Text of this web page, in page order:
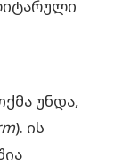
უნდა,
). ის